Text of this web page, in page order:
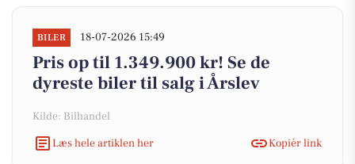
BILER 18-07-2026 15:49
Pris op til 1.349.900 kr! Se de
dyreste biler til salg i Årslev
Kilde: Bilhandel
Læs hele artiklen her
Kopiér link